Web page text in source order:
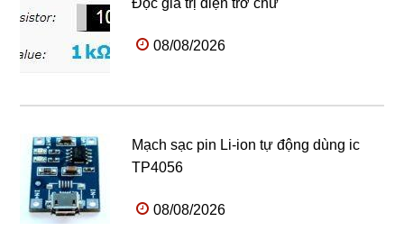
08/08/2026
Mạch sạc pin Li-ion tự động dùng ic
TP4056
08/08/2026